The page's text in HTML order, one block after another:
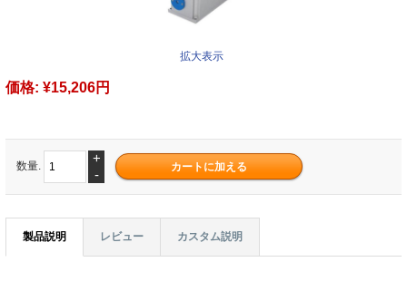
拡大表示
価格: ¥15,206円
数量.
+
-
製品説明 レビュー カスタム説明